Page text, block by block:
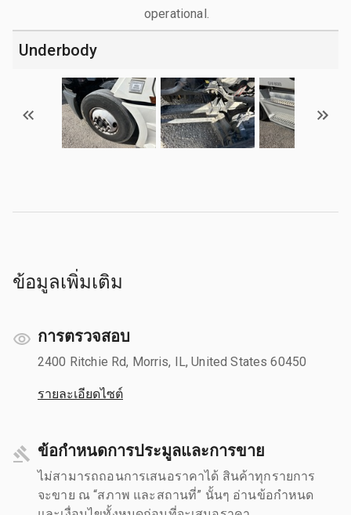
operational.
Underbody
ข้อมูลเพิ่มเติม
การตรวจสอบ
2400 Ritchie Rd, Morris, IL, United States 60450
รายละเอียดไซต์
ข้อกำหนดการประมูลและการขาย
ไม่สามารถถอนการเสนอราคาได้ สินค้าทุกรายการ
จะขาย ณ “สภาพ และสถานที่” นั้นๆ อ่านข้อกำหนด